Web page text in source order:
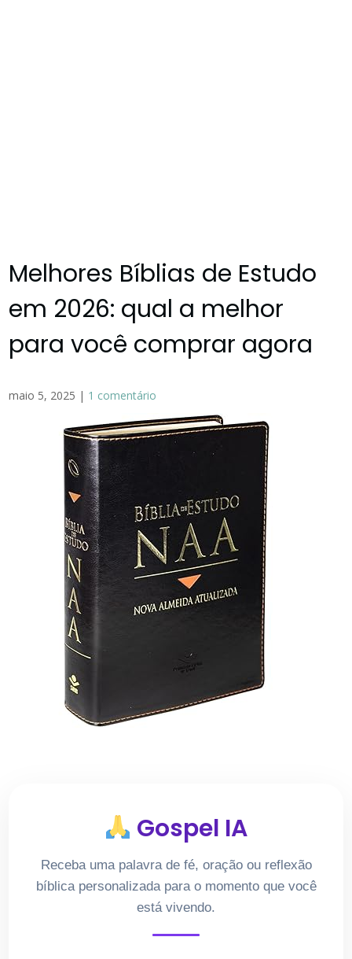
Melhores Bíblias de Estudo
em 2026: qual a melhor
para você comprar agora
maio 5, 2025 | 1 comentário
Gospel IA
Receba uma palavra de fé, oração ou reflexão
bíblica personalizada para o momento que você
está vivendo.